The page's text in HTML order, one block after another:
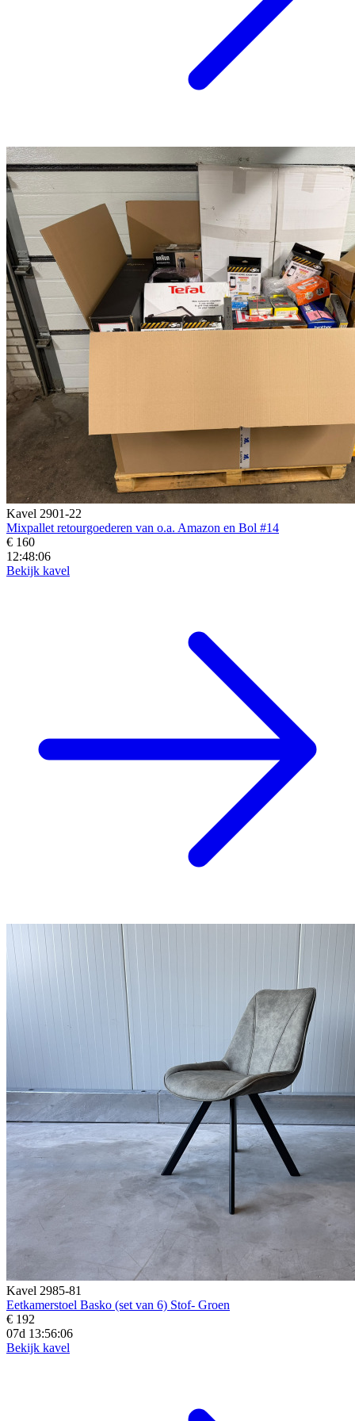
Kavel 2901-22
Mixpallet retourgoederen van o.a. Amazon en Bol #14
€ 160
12:48:05
Bekijk kavel
Kavel 2985-81
Eetkamerstoel Basko (set van 6) Stof- Groen
€ 192
07d 13:56:05
Bekijk kavel